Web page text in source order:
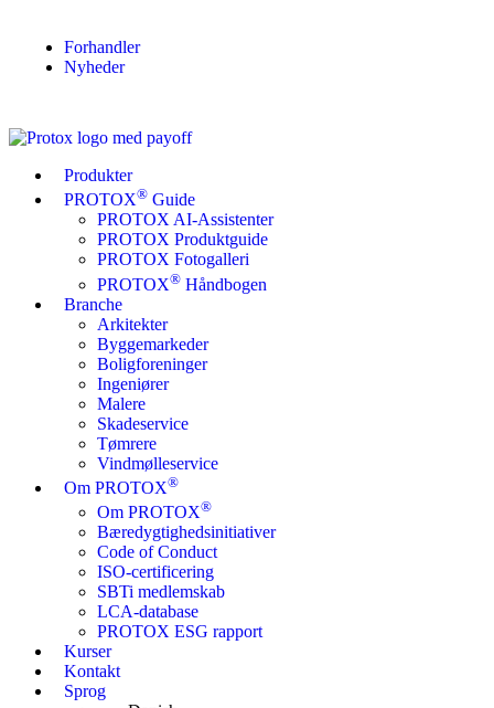
Forhandler
Nyheder
Produkter
PROTOX® Guide
PROTOX AI-Assistenter
PROTOX Produktguide
PROTOX Fotogalleri
PROTOX® Håndbogen
Branche
Arkitekter
Byggemarkeder
Boligforeninger
Ingeniører
Malere
Skadeservice
Tømrere
Vindmølleservice
Om PROTOX®
Om PROTOX®
Bæredygtigheds­initiativer
Code of Conduct
ISO-certificering
SBTi medlemskab
LCA-database
PROTOX ESG rapport
Kurser
Kontakt
Sprog